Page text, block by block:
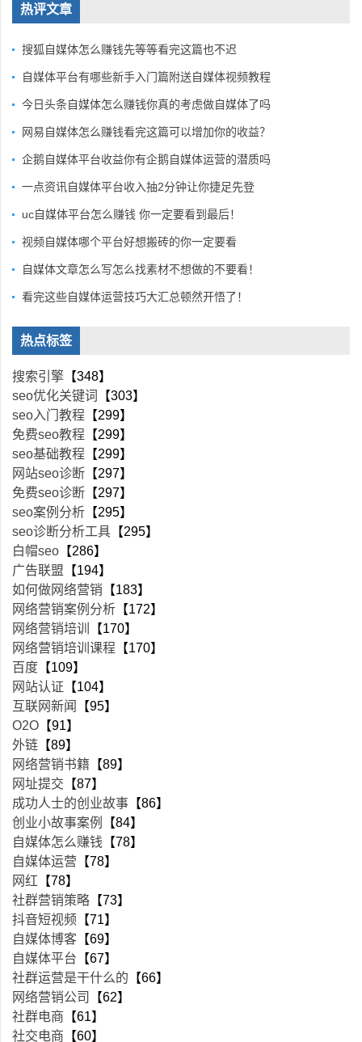
热评文章
搜狐自媒体怎么赚钱先等等看完这篇也不迟
自媒体平台有哪些新手入门篇附送自媒体视频教程
今日头条自媒体怎么赚钱你真的考虑做自媒体了吗
网易自媒体怎么赚钱看完这篇可以增加你的收益？
企鹅自媒体平台收益你有企鹅自媒体运营的潜质吗
一点资讯自媒体平台收入抽2分钟让你捷足先登
uc自媒体平台怎么赚钱 你一定要看到最后！
视频自媒体哪个平台好想搬砖的你一定要看
自媒体文章怎么写怎么找素材不想做的不要看！
看完这些自媒体运营技巧大汇总顿然开悟了！
热点标签
搜索引擎 【348】
seo优化关键词
【303】
seo入门教程 【299】
免费seo教程 【299】
seo基础教程 【299】
网站seo诊断 【297】
免费seo诊断 【297】
seo案例分析 【295】
seo诊断分析工具 【295】
白帽seo 【286】
广告联盟 【194】
如何做网络营销 【183】
网络营销案例分析 【172】
网络营销培训
【170】
网络营销培训课程 【170】
百度 【109】
网站认证 【104】
互联网新闻
【95】
O2O 【91】
外链 【89】
网络营销书籍 【89】
网址提交 【87】
成功人士的创业故事 【86】
创业小故事案例
【84】
自媒体怎么赚钱 【78】
自媒体运营 【78】
网红 【78】
社群营销策略 【73】
抖音短视频 【71】
自媒体博客 【69】
自媒体平台 【67】
社群运营是干什么的 【66】
网络营销公司
【62】
社群电商 【61】
社交电商 【60】